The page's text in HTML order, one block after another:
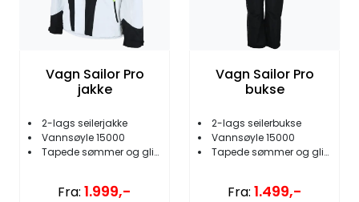
Vagn Sailor Pro
jakke
2-lags seilerjakke
Vannsøyle 15000
Tapede sømmer og glidelåser
Fra: 1.999,-
Vagn Sailor Pro
bukse
2-lags seilerbukse
Vannsøyle 15000
Tapede sømmer og glidelåser
Fra: 1.499,-